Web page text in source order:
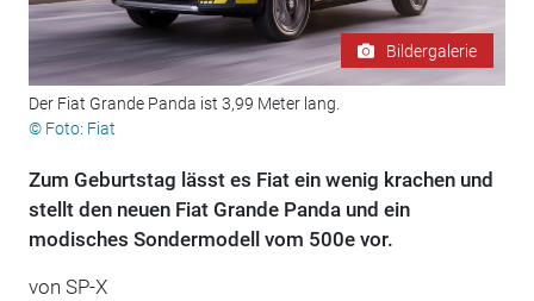
Bildergalerie
Der Fiat Grande Panda ist 3,99 Meter lang.
© Foto: Fiat
Zum Geburtstag lässt es Fiat ein wenig krachen und
stellt den neuen Fiat Grande Panda und ein
modisches Sondermodell vom 500e vor.
von SP-X